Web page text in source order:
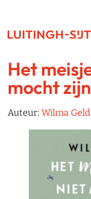
Het
mocht zijn
Auteur: Wilma